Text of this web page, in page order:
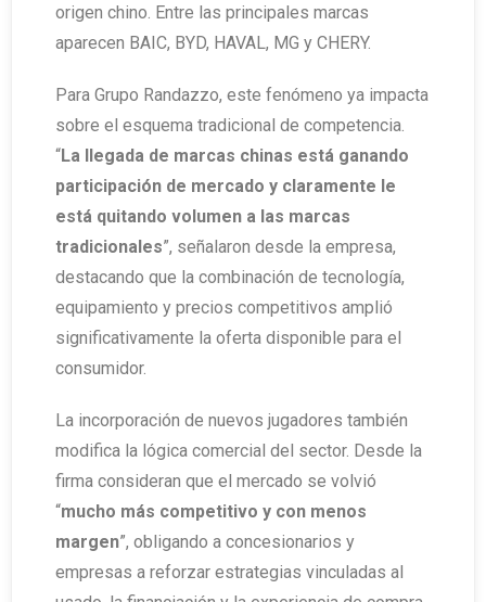
origen chino. Entre las principales marcas
aparecen BAIC, BYD, HAVAL, MG y CHERY.
Para Grupo Randazzo, este fenómeno ya impacta
sobre el esquema tradicional de competencia.
“La llegada de marcas chinas está ganando
participación de mercado y claramente le
está quitando volumen a las marcas
tradicionales”, señalaron desde la empresa,
destacando que la combinación de tecnología,
equipamiento y precios competitivos amplió
significativamente la oferta disponible para el
consumidor.
La incorporación de nuevos jugadores también
modifica la lógica comercial del sector. Desde la
firma consideran que el mercado se volvió
“mucho más competitivo y con menos
margen”, obligando a concesionarios y
empresas a reforzar estrategias vinculadas al